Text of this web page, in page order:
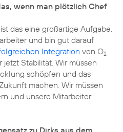
wenn man plötzlich Chef
das eine großartige Aufgabe.
und bin gut darauf
Integration von O2
Stabilität. Wir müssen
schöpfen und das
machen. Wir müssen
und unsere Mitarbeiter
zu Dirks aus dem